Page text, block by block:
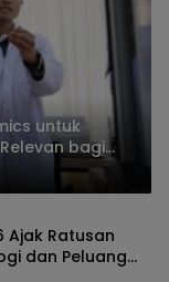
untuk
bagi
Ajak Ratusan
dan Peluang